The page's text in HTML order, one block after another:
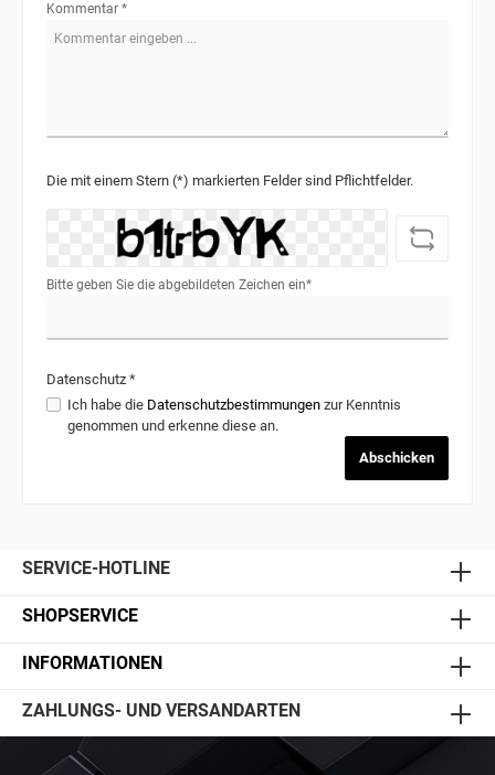
Kommentar *
Die mit einem Stern (*) markierten Felder sind Pflichtfelder.
Bitte geben Sie die abgebildeten Zeichen ein*
Datenschutz *
Ich habe die Datenschutzbestimmungen zur Kenntnis
genommen und erkenne diese an.
Abschicken
SERVICE-HOTLINE
SHOPSERVICE
INFORMATIONEN
ZAHLUNGS- UND VERSANDARTEN